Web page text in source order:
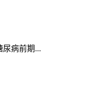
病前期...